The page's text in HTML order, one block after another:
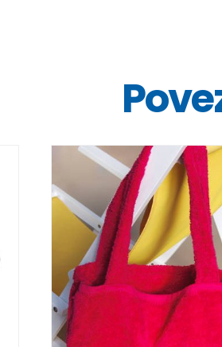
DETALJI